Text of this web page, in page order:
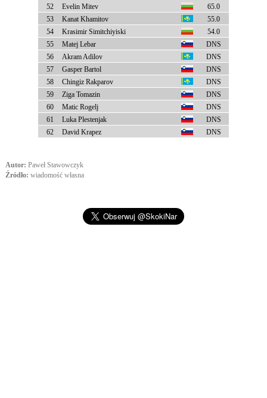
52
Evelin Mitev
65.0
53
Kanat Khamitov
55.0
54
Krasimir Simitchiyiski
54.0
55
Matej Lebar
DNS
56
Akram Adilov
DNS
57
Gasper Bartol
DNS
58
Chingiz Rakparov
DNS
59
Ziga Tomazin
DNS
60
Matic Rogelj
DNS
61
Luka Plestenjak
DNS
62
David Krapez DNS
Autor: Paweł Stawowczyk
Źródło: wiadomość własna